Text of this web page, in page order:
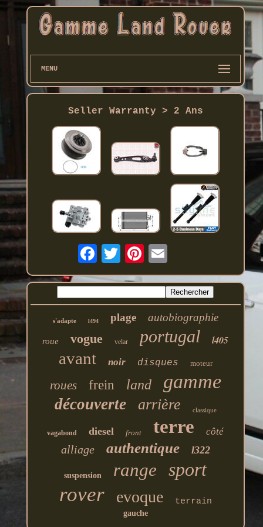
MENU
Seller Warranty > 2 Ans
s'adapte l494 plage autobiographie
roue vogue velar portugal l405
avant noir disques moteur
roues frein land gamme
découverte arrière classique
vagabond diesel front terre côté
alliage authentique l322
suspension range sport
rover evoque terrain
gauche